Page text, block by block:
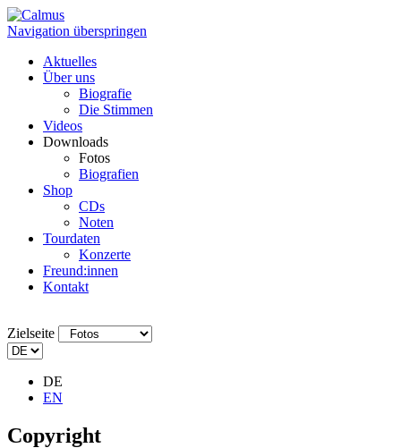
Navigation überspringen
Aktuelles
Über uns
Biografie
Die Stimmen
Videos
Downloads
Fotos
Biografien
Shop
CDs
Noten
Tourdaten
Konzerte
Freund:innen
Kontakt
Zielseite
DE
EN
Copyright